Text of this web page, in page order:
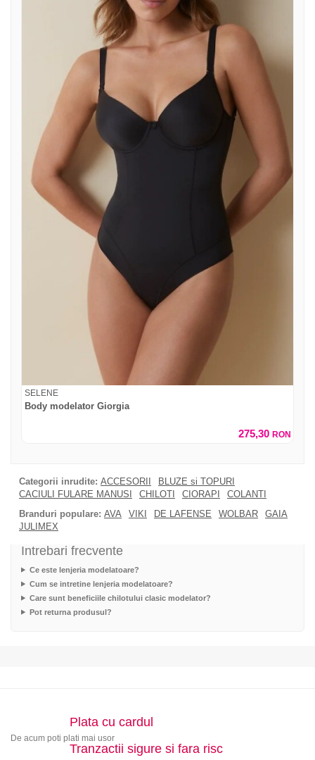
SELENE
Body modelator Giorgia
275,30 RON
Categorii inrudite: ACCESORII
BLUZE si TOPURI
CACIULI FULARE MANUSI
CHILOTI CIORAPI
COLANTI
Branduri populare: AVA VIKI DE LAFENSE WOLBAR
GAIA
JULIMEX
Intrebari frecvente
Ce este lenjeria modelatoare?
Cum se intretine lenjeria modelatoare?
Care sunt beneficiile chilotului clasic modelator?
Pot returna produsul?
Plata cu cardul
De acum poti plati mai usor
Tranzactii sigure si fara risc